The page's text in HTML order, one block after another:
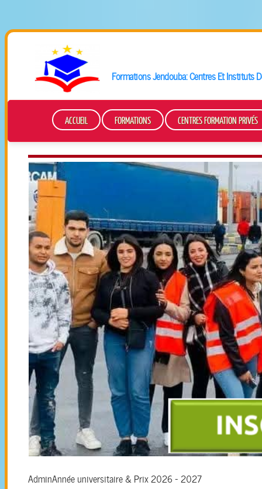
FormationsJendouba: Centres Et Instituts
ACCUEIL FORMATIONS CENTRES FORMATION PRIVÉS
AdminAnnée universitaire & Prix 2026 - 2027